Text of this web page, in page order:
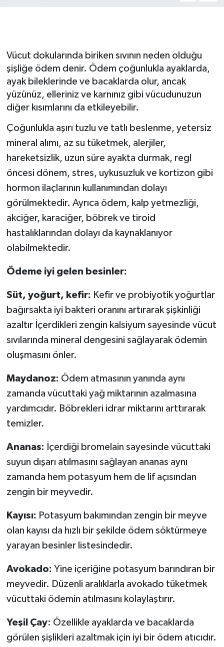
Vücut dokularında biriken sıvının neden olduğu
şişliğe ödem denir. Ödem çoğunlukla ayaklarda,
ayak bileklerinde ve bacaklarda olur, ancak
yüzünüz, elleriniz ve karnınız gibi vücudunuzun
diğer kısımlarını da etkileyebilir.
Çoğunlukla aşırı tuzlu ve tatlı beslenme, yetersiz
mineral alımı, az su tüketmek, alerjiler,
hareketsizlik, uzun süre ayakta durmak, regl
öncesi dönem, stres, uykusuzluk ve kortizon gibi
hormon ilaçlarının kullanımından dolayı
görülmektedir. Ayrıca ödem, kalp yetmezliği,
akciğer, karaciğer, böbrek ve tiroid
hastalıklarından dolayı da kaynaklanıyor
olabilmektedir.
Ödeme iyi gelen besinler:
Süt, yoğurt, kefir: Kefir ve probiyotik yoğurtlar
bağırsakta iyi bakteri oranını artırarak şişkinliği
azaltır İçerdikleri zengin kalsiyum sayesinde vücut
sıvılarında mineral dengesini sağlayarak ödemin
oluşmasını önler.
Maydanoz: Ödem atmasının yanında aynı
zamanda vücuttaki yağ miktarının azalmasına
yardımcıdır. Böbrekleri idrar miktarını arttırarak
temizler.
Ananas: İçerdiği bromelain sayesinde vücuttaki
suyun dışarı atılmasını sağlayan ananas aynı
zamanda hem potasyum hem de lif açısından
zengin bir meyvedir.
Kayısı: Potasyum bakımından zengin bir meyve
olan kayısı da hızlı bir şekilde ödem söktürmeye
yarayan besinler listesindedir.
Avokado: Yine içeriğine potasyum barındıran bir
meyvedir. Düzenli aralıklarla avokado tüketmek
vücuttaki ödemin atılmasını kolaylaştırır.
Yeşil Çay: Özellikle ayaklarda ve bacaklarda
görülen şişlikleri azaltmak için iyi bir ödem atıcıdır.
Gündem
Politika
Turizm